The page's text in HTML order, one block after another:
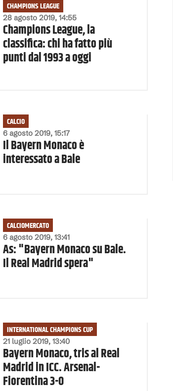
28 agosto 2019, 14:55
CHAMPIONS LEAGUE
Champions League, la
classifica: chi ha fatto più
punti dal 1993 a oggi
6 agosto 2019, 15:17
CALCIO
Il Bayern Monaco è
interessato a Bale
6 agosto 2019, 13:41
CALCIOMERCATO
As: "Bayern Monaco su Bale.
Il Real Madrid spera"
21 luglio 2019, 13:40
INTERNATIONAL CHAMPIONS CUP
Bayern Monaco, tris al Real
Madrid in ICC. Arsenal-
Fiorentina 3-0